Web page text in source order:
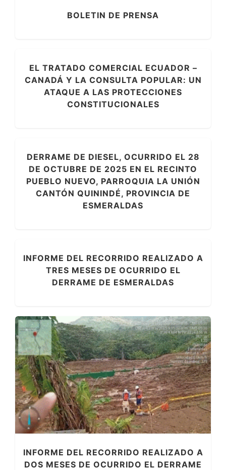
BOLETIN DE PRENSA
EL TRATADO COMERCIAL ECUADOR –
CANADÁ Y LA CONSULTA POPULAR: UN
ATAQUE A LAS PROTECCIONES
CONSTITUCIONALES
DERRAME DE DIESEL, OCURRIDO EL 28
DE OCTUBRE DE 2025 EN EL RECINTO
PUEBLO NUEVO, PARROQUIA LA UNIÓN
CANTÓN QUININDÉ, PROVINCIA DE
ESMERALDAS
INFORME DEL RECORRIDO REALIZADO A
TRES MESES DE OCURRIDO EL
DERRAME DE ESMERALDAS
INFORME DEL RECORRIDO REALIZADO A
DOS MESES DE OCURRIDO EL DERRAME